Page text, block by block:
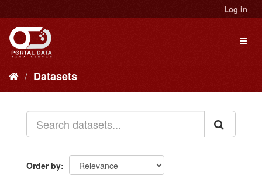
to
content
Log in
Datasets
Order by